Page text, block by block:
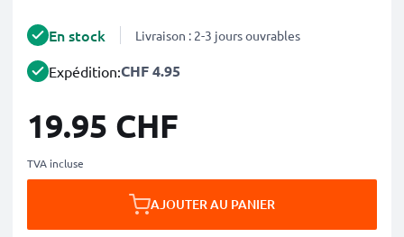
En stock Livraison : 2-3 jours ouvrables
Expédition:CHF 4.95
19.95 CHF
TVA incluse
AJOUTER AU PANIER